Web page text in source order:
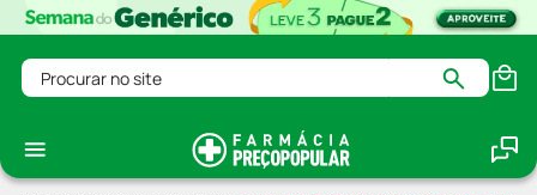
Procurar no site